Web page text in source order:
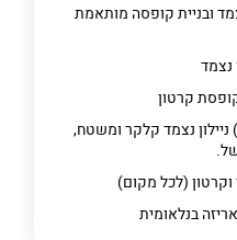
ובניית קופסה מותאמת
נצמד
קרטון
ניילון נצמד קלקר ומשטח,
וקרטון (לכל מקום)
בנלאומית